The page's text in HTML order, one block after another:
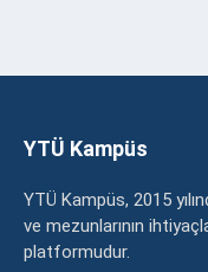
YTÜ Kampüs
YTÜ Kampüs, 2015
ve mezunlarının
platformudur.